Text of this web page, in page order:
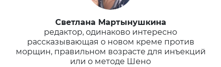
Светлана Мартынушкина
редактор, одинаково интересно
рассказывающая о новом креме против
морщин, правильном возрасте для инъекций
или о методе Шено